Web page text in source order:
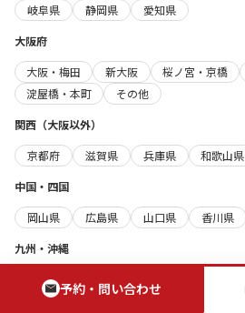
予約・問い合わせ
岐阜県
静岡県
愛知県
大阪府
大阪・梅田
新大阪 桜ノ宮・京橋
淀屋橋・本町
その他
関西（大阪以外）
京都府
滋賀県 兵庫県
和歌山県
中国・四国
岡山県
広島県 山口県 香川県
九州・沖縄
福岡県
沖縄県